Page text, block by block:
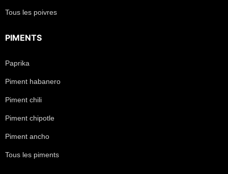
Tous les poivres
PIMENTS
Paprika
Piment habanero
Piment chili
Piment chipotle
Piment ancho
Tous les piments